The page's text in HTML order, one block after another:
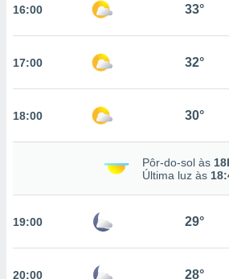
ao
todos os
no
um perfil
CONTINUAR
16:00 33°
17:00 32°
18:00 30°
Pôr-do-sol às
Última luz às
19:00 29°
20:00 28°